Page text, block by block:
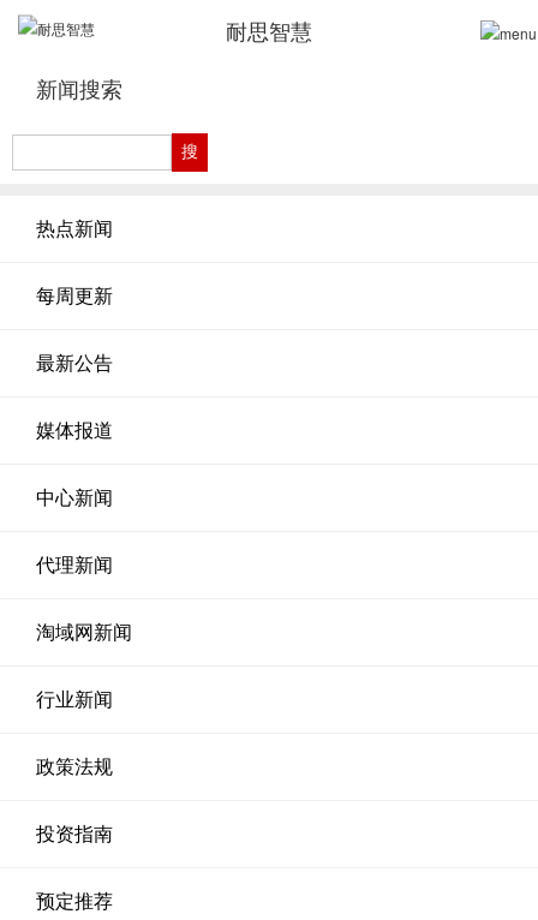
耐思智慧
新闻搜索
热点新闻
每周更新
最新公告
媒体报道
中心新闻
代理新闻
淘域网新闻
行业新闻
政策法规
投资指南
预定推荐